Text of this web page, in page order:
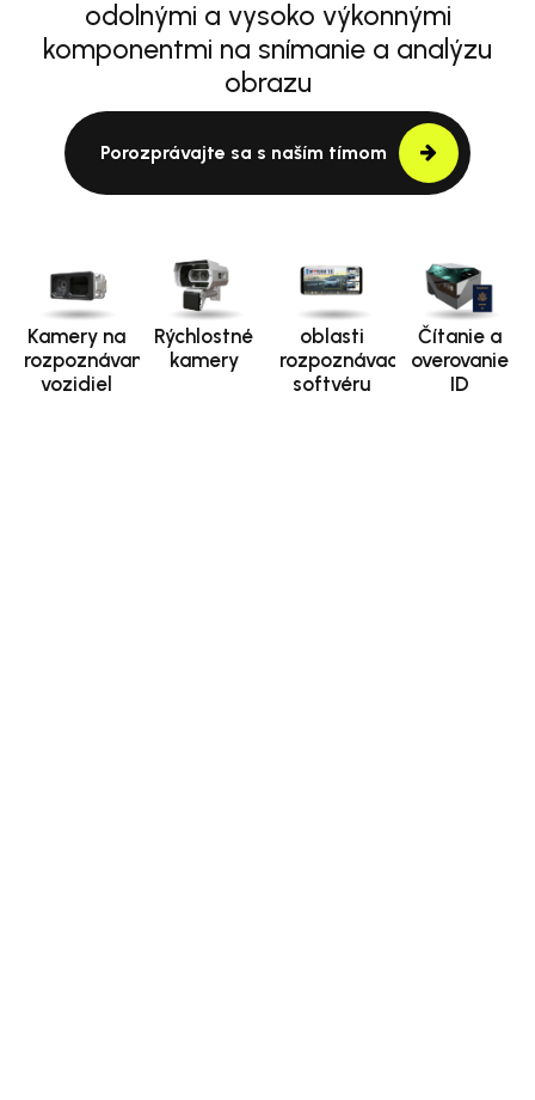
odolnými a vysoko výkonnými
komponentmi na snímanie a analýzu
obrazu
Porozprávajte sa s naším tímom
Kamery na
rozpoznávanie
vozidiel
Rýchlostné
kamery
oblasti
rozpoznávacieho
softvéru
Čítanie a
overovanie
ID